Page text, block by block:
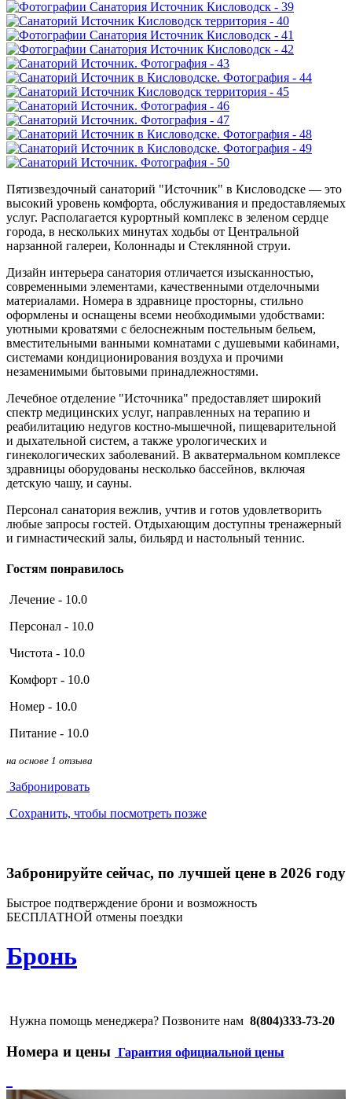
Пятизвездочный санаторий "Источник" в Кисловодске — это
высокий уровень комфорта, обслуживания и предоставляемых
услуг. Располагается курортный комплекс в зеленом сердце
города, в нескольких минутах ходьбы от Центральной
нарзанной галереи, Колоннады и Стеклянной струи.
Дизайн интерьера санатория отличается изысканностью,
современными элементами, качественными отделочными
материалами. Номера в здравнице просторны, стильно
оформлены и оснащены всеми необходимыми удобствами:
уютными кроватями с белоснежным постельным бельем,
вместительными ванными комнатами с душевыми кабинами,
системами кондиционирования воздуха и прочими
незаменимыми бытовыми принадлежностями.
Лечебное отделение "Источника" предоставляет широкий
спектр медицинских услуг, направленных на терапию и
реабилитацию недугов костно-мышечной, пищеварительной
и дыхательной систем, а также урологических и
гинекологических заболеваний. В акватермальном комплексе
здравницы оборудованы несколько бассейнов, включая
детскую чашу, и сауны.
Персонал санатория вежлив, учтив и готов удовлетворить
любые запросы гостей. Отдыхающим доступны тренажерный
и гимнастический залы, бильярд и настольный теннис.
Гостям понравилось
Лечение - 10.0
Персонал - 10.0
Чистота - 10.0
Комфорт - 10.0
Номер - 10.0
Питание - 10.0
на основе 1 отзыва
Забронировать
Сохранить, чтобы посмотреть позже
Забронируйте сейчас, по лучшей цене в 2026 году
Быстрое подтверждение брони и возможность
БЕСПЛАТНОЙ отмены поездки
Бронь
Нужна помощь менеджера? Позвоните нам 8(804)333-73-20
Номера и цены Гарантия официальной цены